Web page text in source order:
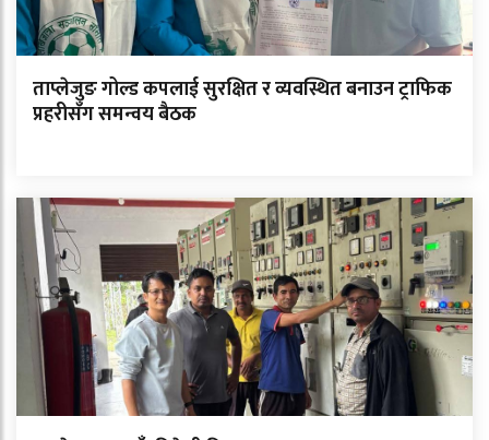
ताप्लेजुङ गोल्ड कपलाई सुरक्षित र व्यवस्थित बनाउन ट्राफिक
प्रहरीसँग समन्वय बैठक